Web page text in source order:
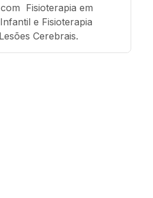
Fisioterapia em
e Fisioterapia
Cerebrais.